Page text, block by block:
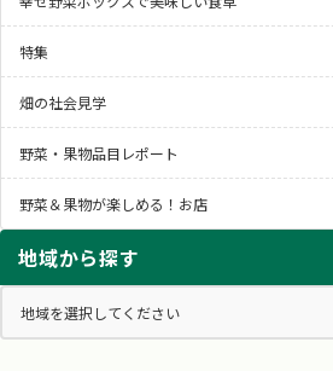
特集
畑の社会見学
野菜・果物品目レポート
野菜＆果物が楽しめる！お店
地域から探す